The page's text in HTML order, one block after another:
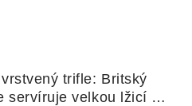
trifle: Britský
servíruje velkou lžicí